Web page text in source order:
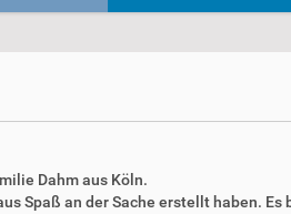
Dahm aus Köln.
Spaß an der Sache erstellt haben.